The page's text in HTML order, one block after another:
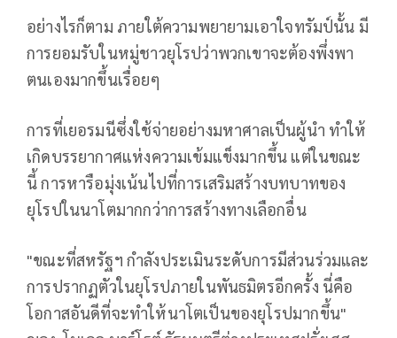
อย่างไรก็ตาม ภายใต้ความพยายามเอาใจทรัมป์นั้น มี
การยอมรับในหมู่ชาวยุโรปว่าพวกเขาจะต้องพึ่งพา
ตนเองมากขึ้นเรื่อยๆ
การที่เยอรมนีซึ่งใช้จ่ายอย่างมหาศาลเป็นผู้นำ ทำให้
เกิดบรรยากาศแห่งความเข้มแข็งมากขึ้น แต่ในขณะ
นี้ การหารือมุ่งเน้นไปที่การเสริมสร้างบทบาทของ
ยุโรปในนาโตมากกว่าการสร้างทางเลือกอื่น
"ขณะที่สหรัฐฯ กำลังประเมินระดับการมีส่วนร่วมและ
การปรากฏตัวในยุโรปภายในพันธมิตรอีกครั้ง นี่คือ
โอกาสอันดีที่จะทำให้นาโตเป็นของยุโรปมากขึ้น"